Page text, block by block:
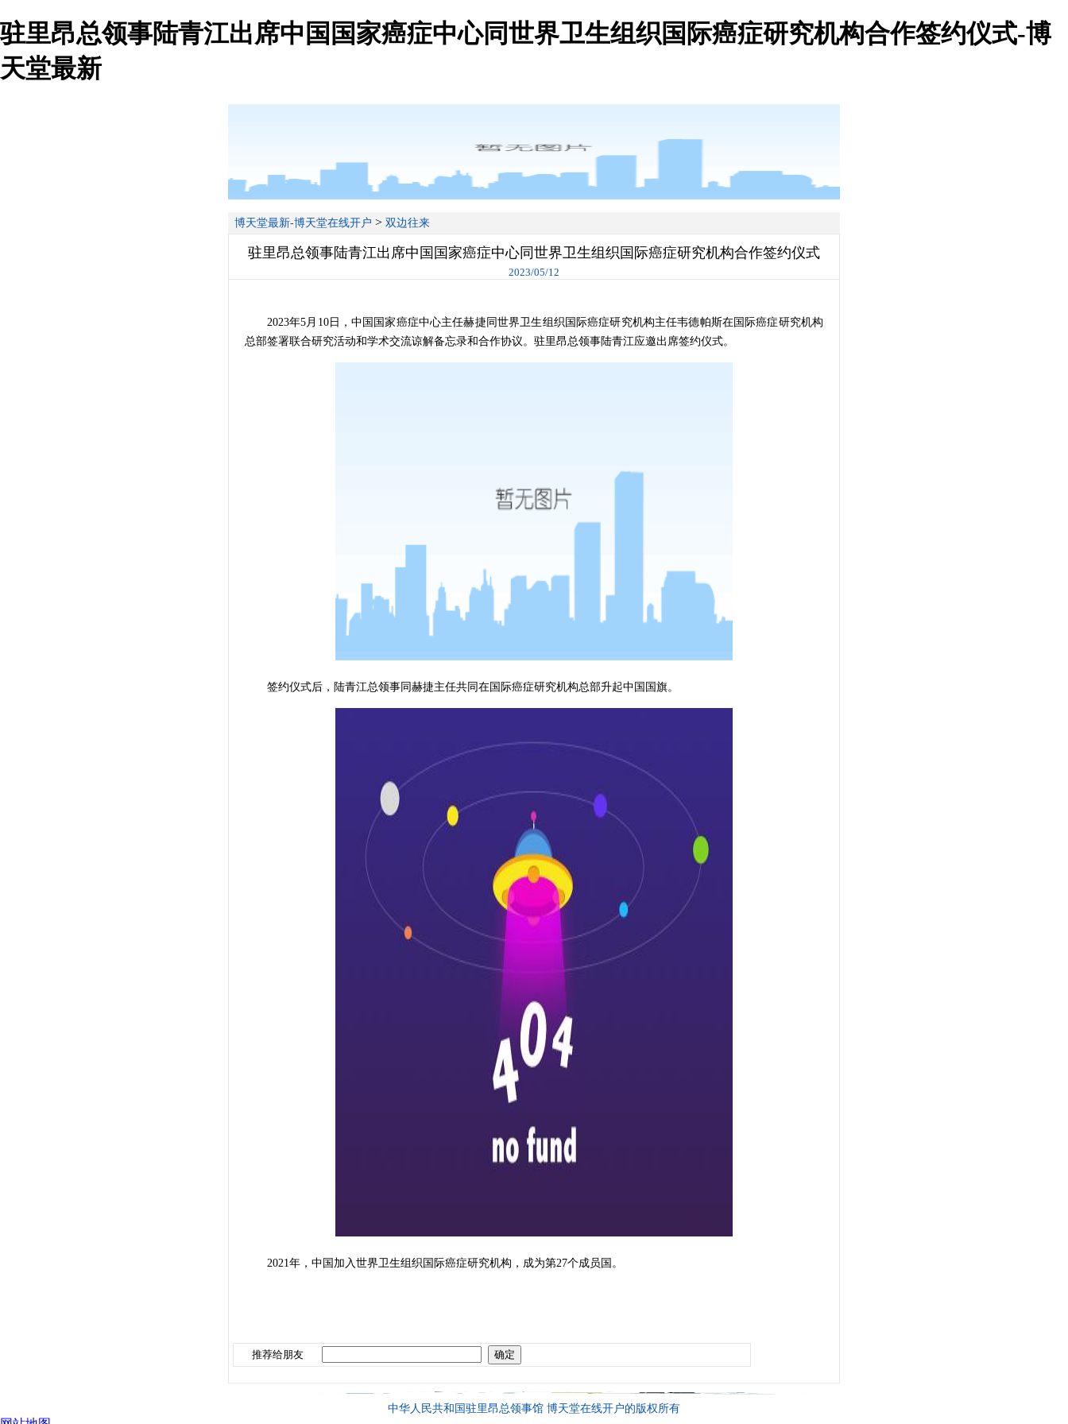
驻里昂总领事陆青江出席中国国家癌症中心同世界卫生组织国际癌症研究机构合作签约仪式-博
天堂最新
博天堂最新-博天堂在线开户 > 双边往来
驻里昂总领事陆青江出席中国国家癌症中心同世界卫生组织国际癌症研究机构合作签约仪式
2023/05/12
2023年5月10日，中国国家癌症中心主任赫捷同世界卫生组织国际癌症研究机构主任韦德帕斯在国际癌症研究机构
总部签署联合研究活动和学术交流谅解备忘录和合作协议。驻里昂总领事陆青江应邀出席签约仪式。
签约仪式后，陆青江总领事同赫捷主任共同在国际癌症研究机构总部升起中国国旗。
2021年，中国加入世界卫生组织国际癌症研究机构，成为第27个成员国。
推荐给朋友
中华人民共和国驻里昂总领事馆 博天堂在线开户的版权所有